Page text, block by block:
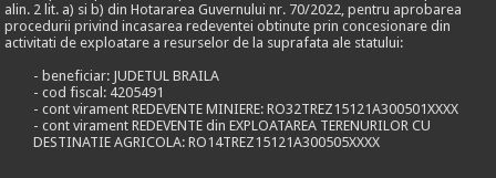
alin. 2 lit. a) si b) din Hotararea Guvernului nr. 70/2022, pentru aprobarea
procedurii privind incasarea redeventei obtinute prin concesionare din
activitati de exploatare a resurselor de la suprafata ale statului:
- beneficiar: JUDETUL BRAILA
- cod fiscal: 4205491
- cont virament REDEVENTE MINIERE: RO32TREZ15121A300501XXXX
- cont virament REDEVENTE din EXPLOATAREA TERENURILOR CU
DESTINATIE AGRICOLA: RO14TREZ15121A300505XXXX